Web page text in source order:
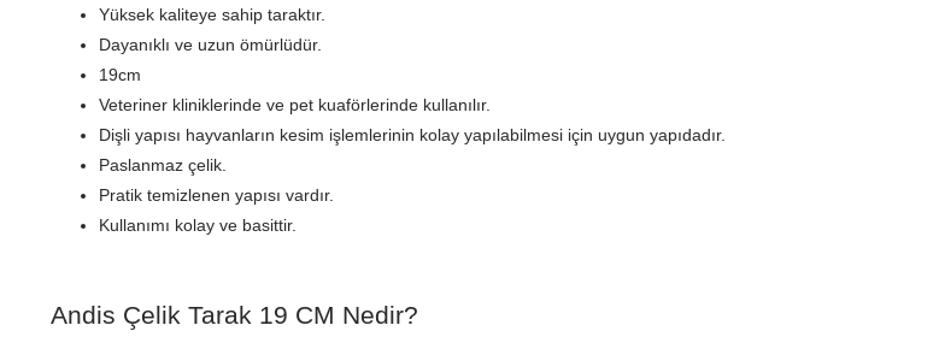
Yüksek kaliteye sahip taraktır.
Dayanıklı ve uzun ömürlüdür.
19cm
Veteriner kliniklerinde ve pet kuaförlerinde kullanılır.
Dişli yapısı hayvanların kesim işlemlerinin kolay yapılabilmesi için uygun yapıdadır.
Paslanmaz çelik.
Pratik temizlenen yapısı vardır.
Kullanımı kolay ve basittir.
Andis Çelik Tarak 19 CM Nedir?